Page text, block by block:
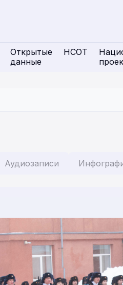
Открытые
данные
НСОТ
Аудиозаписи